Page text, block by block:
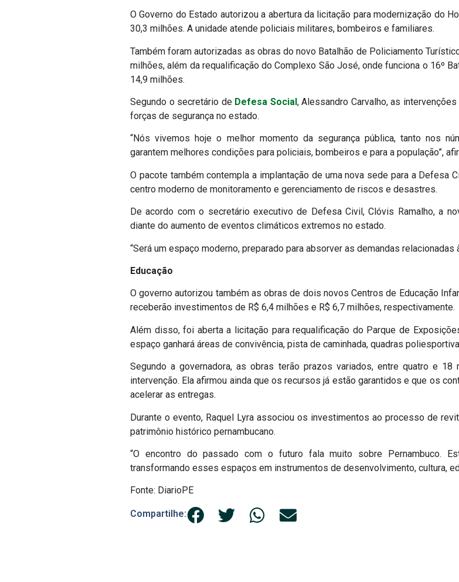
O Governo do Estado autorizou a abertura da licitação para modernização do
30,3 milhões. A unidade atende policiais militares, bombeiros e familiares.
Também foram autorizadas as obras do novo Batalhão de Policiamento
milhões, além da requalificação do Complexo São José, onde funciona o 16º
14,9 milhões.
Segundo o secretário de Defesa Social, Alessandro Carvalho, as
forças de segurança no estado.
“Nós vivemos hoje o melhor momento da segurança pública, tanto nos
garantem melhores condições para policiais, bombeiros e para a população”,
O pacote também contempla a implantação de uma nova sede para a Defesa
centro moderno de monitoramento e gerenciamento de riscos e desastres.
De acordo com o secretário executivo de Defesa Civil, Clóvis Ramalho, a
diante do aumento de eventos climáticos extremos no estado.
“Será um espaço moderno, preparado para absorver as demandas
Educação
O governo autorizou também as obras de dois novos Centros de Educação
receberão investimentos de R$ 6,4 milhões e R$ 6,7 milhões, respectivamente.
Além disso, foi aberta a licitação para requalificação do Parque de
espaço ganhará áreas de convivência, pista de caminhada, quadras
Segundo a governadora, as obras terão prazos variados, entre quatro e
intervenção. Ela afirmou ainda que os recursos já estão garantidos e que os
acelerar as entregas.
Durante o evento, Raquel Lyra associou os investimentos ao processo de
patrimônio histórico pernambucano.
“O encontro do passado com o futuro fala muito sobre Pernambuco.
transformando esses espaços em instrumentos de desenvolvimento, cultura,
Fonte: DiarioPE
Compartilhe: